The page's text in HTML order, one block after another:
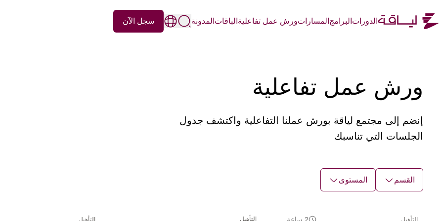
الدورات البرامج المساراتورش عمل تفاعلية الباقات المدونة سجل الآن
ورش عمل تفاعلية
إنضم إلى مجتمع لياقة بورش عملنا التفاعلية واكتشف جدول
الجلسات التي تناسبك
القسم المستوى
التأهيل